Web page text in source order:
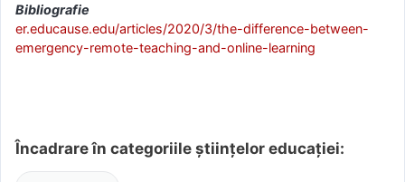
Bibliografie
er.educause.edu/articles/2020/3/the-difference-between-
emergency-remote-teaching-and-online-learning
Încadrare în categoriile științelor educației: